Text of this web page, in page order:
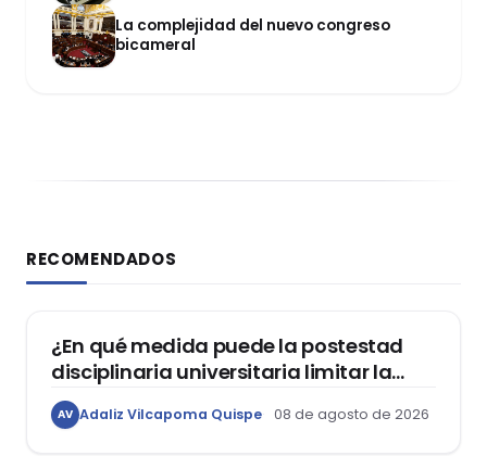
La complejidad del nuevo congreso
bicameral
RECOMENDADOS
DERECHO CONSTITUCIONAL
¿En qué medida puede la postestad
disciplinaria universitaria limitar la
libertad de expresión de los
estudiantes?
AV Adaliz Vilcapoma Quispe 08 de agosto de 2026